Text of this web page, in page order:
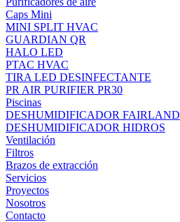
Caps Mini
MINI SPLIT HVAC
GUARDIAN QR
HALO LED
PTAC HVAC
TIRA LED DESINFECTANTE
PR AIR PURIFIER PR30
Piscinas
DESHUMIDIFICADOR FAIRLAND
DESHUMIDIFICADOR HIDROS
Ventilación
Filtros
Brazos de extracción
Servicios
Proyectos
Nosotros
Contacto